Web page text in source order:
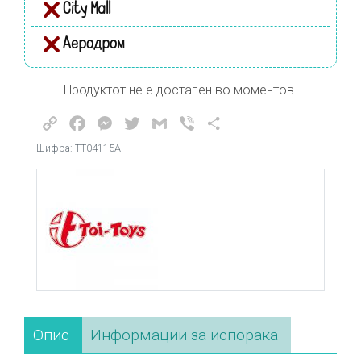
City Mall
Аеродром
Продуктот не е достапен во моментов.
Copy
Link
FacebookMessenger
TwitterGmail Viber
Шифра: ТТ04115А
Опис Информации за испорака